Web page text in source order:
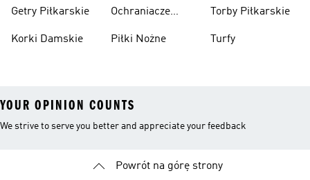
Getry Piłkarskie
Korki Damskie
Dzieci
Ochraniacze
Piłki Nożne
Torby Piłkarskie
Turfy
YOUR OPINION COUNTS
We strive to serve you better and appreciate your feedback
Powrót na górę strony